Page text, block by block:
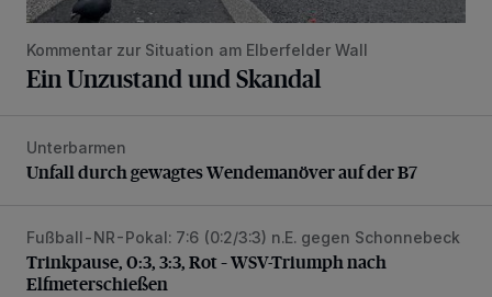
Kommentar zur Situation am Elberfelder Wall
Ein Unzustand und Skandal
Unfall durch gewagtes Wendemanöver auf der B7
Unterbarmen
Unfall durch gewagtes Wendemanöver auf der B7
Trinkpause, 0:3, 3:3, Rot – WSV-Triumph nach
Fußball-NR-Pokal: 7:6 (0:2/3:3) n.E. gegen Schonnebeck
Trinkpause, 0:3, 3:3, Rot – WSV-Triumph nach
Elfmeterschießen